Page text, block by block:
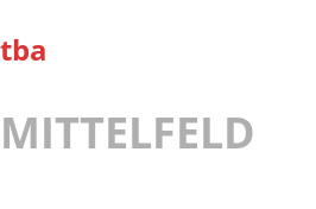
tba
MITTELFELD